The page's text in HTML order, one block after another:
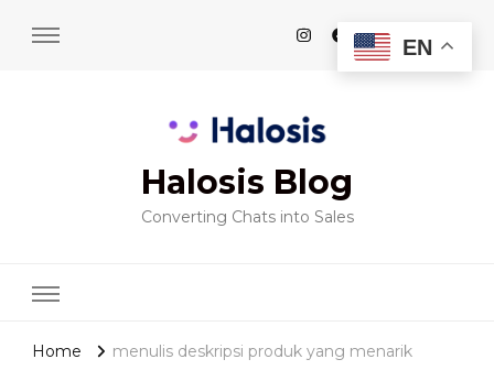
Halosis Blog
Converting Chats into Sales
Home menulis deskripsi produk yang menarik
EN